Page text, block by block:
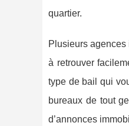
quartier.
Plusieurs
à retrouver
type de bail qui
bureaux de tout
d’annonces